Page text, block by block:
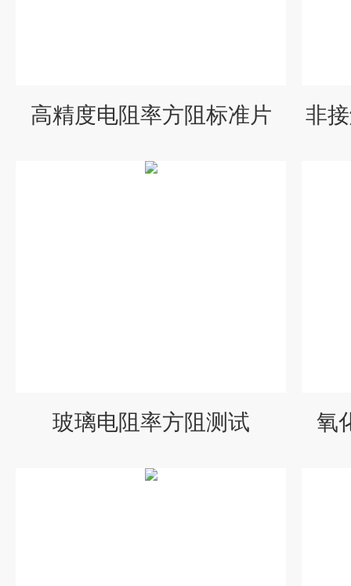
高精度电阻率方阻标准片 非
玻璃电阻率方阻测试 氧